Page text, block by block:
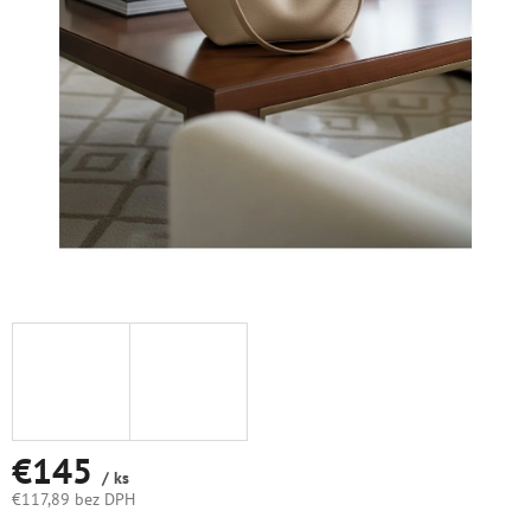
€145 / ks
€117,89 bez DPH